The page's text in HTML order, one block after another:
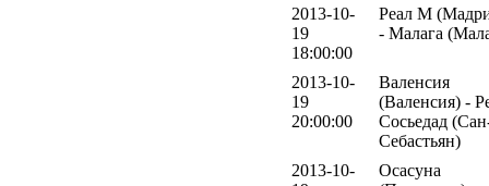
2013-10-
19
18:00:00
Реал М
- Малага
2013-10-
19
20:00:00
Валенсия
(Валенсия) -
Сосьедад
Себастьян)
2013-10-
Осасуна